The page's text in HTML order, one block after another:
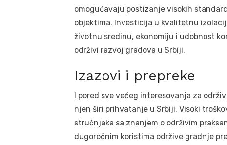
omogućavaju postizanje visokih
objektima. Investicija u kvalitetnu
životnu sredinu, ekonomiju i udobnost
održivi razvoj gradova u Srbiji.
Izazovi i prepreke
I pored sve većeg interesovanja za
njen širi prihvatanje u Srbiji. Visoki
stručnjaka sa znanjem o održivim
dugoročnim koristima održive gradnje